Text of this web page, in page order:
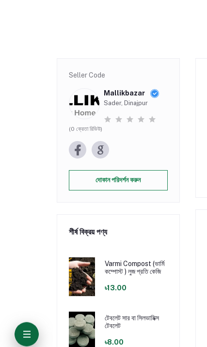
Seller Code
Mallikbazar
Sader, Dinajpur
(0 ক্রেতা রিভিউ)
দোকান পরিদর্শন করুন
শীর্ষ বিক্রয় পণ্য
Varmi Compost (ভার্মি
কম্পোস্ট ) লুজ প্রতি কেজি
৳13.00
টেবলেট সার বা সিলভামিক্স
টেবলেট
৳8.00